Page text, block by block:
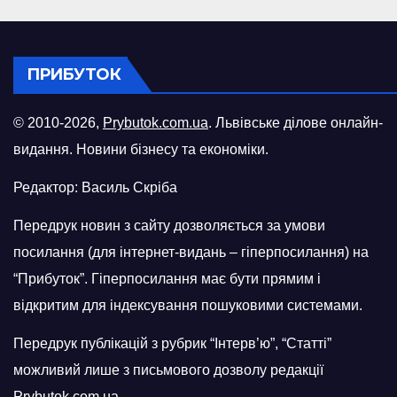
ПРИБУТОК
© 2010-2026, Prybutok.com.ua. Львівське ділове онлайн-
видання. Новини бізнесу та економіки.
Редактор: Василь Скріба
Передрук новин з сайту дозволяється за умови
посилання (для інтернет-видань – гіперпосилання) на
“Прибуток”. Гіперпосилання має бути прямим і
відкритим для індексування пошуковими системами.
Передрук публікацій з рубрик “Інтерв’ю”, “Статті”
можливий лише з письмового дозволу редакції